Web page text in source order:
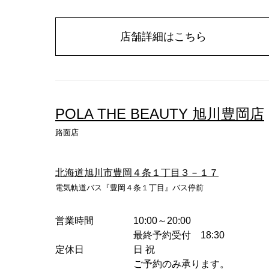
店舗詳細はこちら
POLA THE BEAUTY 旭川豊岡店
路面店
北海道旭川市豊岡４条１丁目３－１７
電気軌道バス『豊岡４条１丁目』バス停前
営業時間
10:00～20:00
最終予約受付 18:30
定休日
日 祝
ご予約のみ承ります。